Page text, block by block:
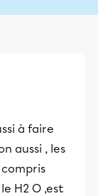
à faire
aussi , les
compris
H2 O ,est